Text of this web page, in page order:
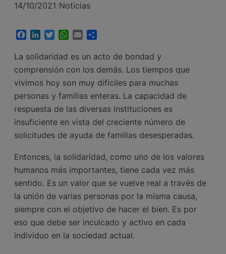
14/10/2021/Noticias
Facebook
LinkedInTwitterWhatsApp
Email
La solidaridad es un acto de bondad y
comprensión con los demás. Los tiempos que
vivimos hoy son muy difíciles para muchas
personas y familias enteras. La capacidad de
respuesta de las diversas instituciones es
insuficiente en vista del creciente número de
solicitudes de ayuda de familias desesperadas.
Entonces, la solidaridad, como uno de los valores
humanos más importantes, tiene cada vez más
sentido. Es un valor que se vuelve real a través de
la unión de varias personas por la misma causa,
siempre con el objetivo de hacer el bien. Es por
eso que debe ser inculcado y activo en cada
individuo en la sociedad actual.